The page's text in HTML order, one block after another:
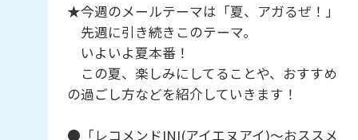
★今週のメールテーマは「夏、アガるぜ！」
先週に引き続きこのテーマ。
いよいよ夏本番！
この夏、楽しみにしてることや、おすすめ
の過ごし方などを紹介していきます！
●「レコメンドINI(アイエヌアイ)～おススメ